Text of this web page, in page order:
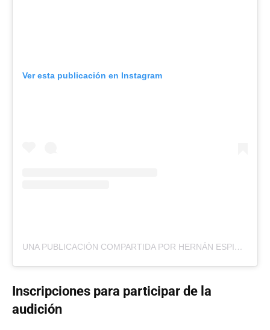
Ver esta publicación en Instagram
UNA PUBLICACIÓN COMPARTIDA POR HERNÁN ESPINOSA (@HERNESPINOSA)
Inscripciones para participar de la
audición